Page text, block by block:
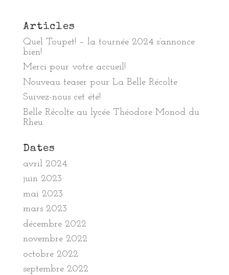
Articles
Quel Toupet! – la tournée 2024 s’annonce
bien!
Merci pour votre accueil!
Nouveau teaser pour La Belle Récolte
Suivez-nous cet été!
Belle Récolte au lycée Théodore Monod du
Rheu
Dates
avril 2024
juin 2023
mai 2023
mars 2023
décembre 2022
novembre 2022
octobre 2022
septembre 2022